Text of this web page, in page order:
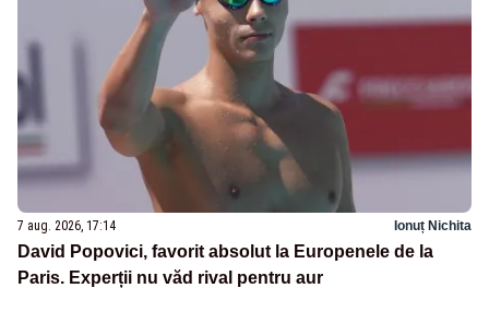
7 aug. 2026, 17:14 Ionuț Nichita
David Popovici, favorit absolut la Europenele de la
Paris. Experții nu văd rival pentru aur